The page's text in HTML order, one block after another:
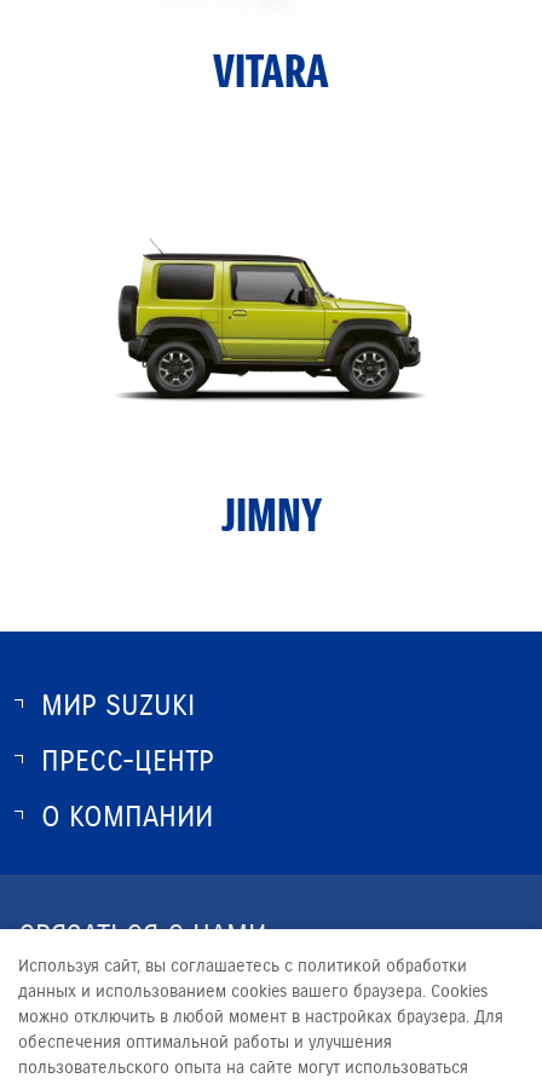
VITARA
JIMNY
МИР SUZUKI
О SUZUKI
ПРЕСС-ЦЕНТР
НОВОСТИ
О КОМПАНИИ
СВЯЗАТЬСЯ С НАМИ
+7 (846) 331-33-22
PROMO@AVTOMIR.RU
Используя сайт, вы соглашаетесь с политикой обработки
данных и использованием cookies вашего браузера. Cookies
можно отключить в любой момент в настройках браузера. Для
обеспечения оптимальной работы и улучшения
пользовательского опыта на сайте могут использоваться